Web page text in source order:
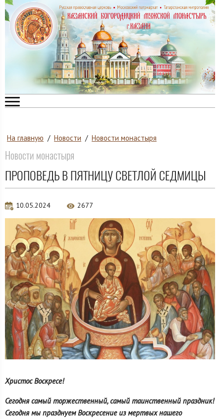
На главную / Новости / Новости монастыря
Новости монастыря
ПРОПОВЕДЬ В ПЯТНИЦУ СВЕТЛОЙ СЕДМИЦЫ
10.05.2024 2677
Христос Воскресе!
Сегодня самый торжественный, самый таинственный праздник!
Сегодня мы празднуем Воскресение из мертвых нашего